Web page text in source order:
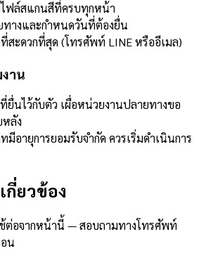
ไฟล์สแกนสีที่ครบทุกหน้า
างและกำหนดวันที่ต้องยื่น
สะดวกที่สุด (โทรศัพท์ LINE หรืออีเมล)
าน
ยื่นไว้กับตัว เผื่อหน่วยงานปลายทางขอ
หลัง
มีอายุการยอมรับจำกัด ควรเริ่มดำเนินการ
ยวข้อง
ต่อจากหน้านี้ — สอบถามทางโทรศัพท์
น